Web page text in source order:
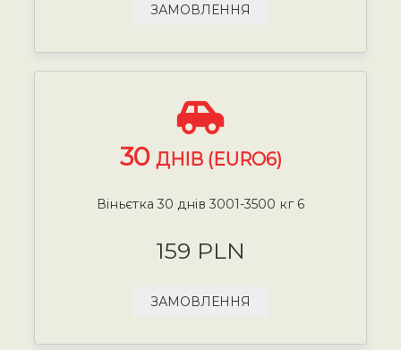
ЗАМОВЛЕННЯ
30 ДНІВ (EURO6)
Віньєтка 30 днів 3001-3500 кг 6
159 PLN
ЗАМОВЛЕННЯ